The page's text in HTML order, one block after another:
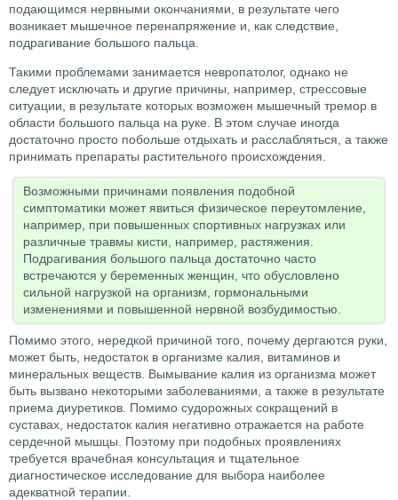
подающимся нервными окончаниями, в результате чего
возникает мышечное перенапряжение и, как следствие,
подрагивание большого пальца.
Такими проблемами занимается невропатолог, однако не
следует исключать и другие причины, например, стрессовые
ситуации, в результате которых возможен мышечный тремор в
области большого пальца на руке. В этом случае иногда
достаточно просто побольше отдыхать и расслабляться, а также
принимать препараты растительного происхождения.
Возможными причинами появления подобной
симптоматики может явиться физическое переутомление,
например, при повышенных спортивных нагрузках или
различные травмы кисти, например, растяжения.
Подрагивания большого пальца достаточно часто
встречаются у беременных женщин, что обусловлено
сильной нагрузкой на организм, гормональными
изменениями и повышенной нервной возбудимостью.
Помимо этого, нередкой причиной того, почему дергаются руки,
может быть, недостаток в организме калия, витаминов и
минеральных веществ. Вымывание калия из организма может
быть вызвано некоторыми заболеваниями, а также в результате
приема диуретиков. Помимо судорожных сокращений в
суставах, недостаток калия негативно отражается на работе
сердечной мышцы. Поэтому при подобных проявлениях
требуется врачебная консультация и тщательное
диагностическое исследование для выбора наиболее
адекватной терапии.